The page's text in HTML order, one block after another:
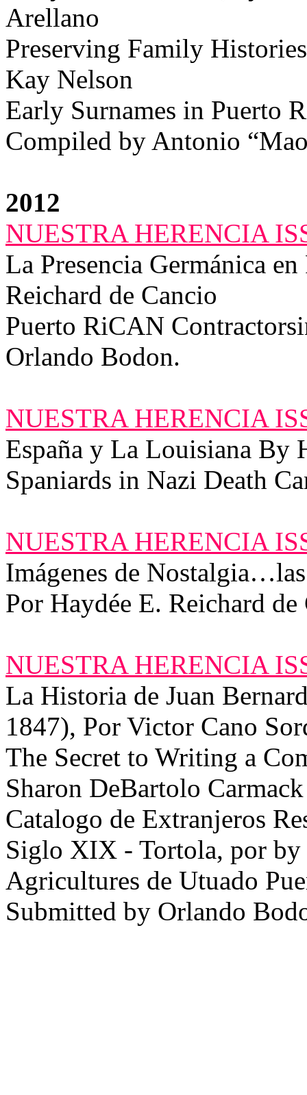
Arellano
Preserving Family
Kay Nelson
Early Surnames in Puerto
Compiled by Antonio
2012
NUESTRA HERENCIA
La Presencia Germánica
Reichard de Cancio
Puerto RiCAN
Orlando Bodon.
NUESTRA HERENCIA
España y La Louisiana By
Spaniards in Nazi Death
NUESTRA HERENCIA
Imágenes de
Por Haydée E. Reichard de
NUESTRA HERENCIA
La Historia de Juan
1847), Por Victor Cano
The Secret to Writing a
Sharon DeBartolo Carmack
Catalogo de Extranjeros
Siglo XIX - Tortola, por
Agricultures de Utuado
Submitted by Orlando